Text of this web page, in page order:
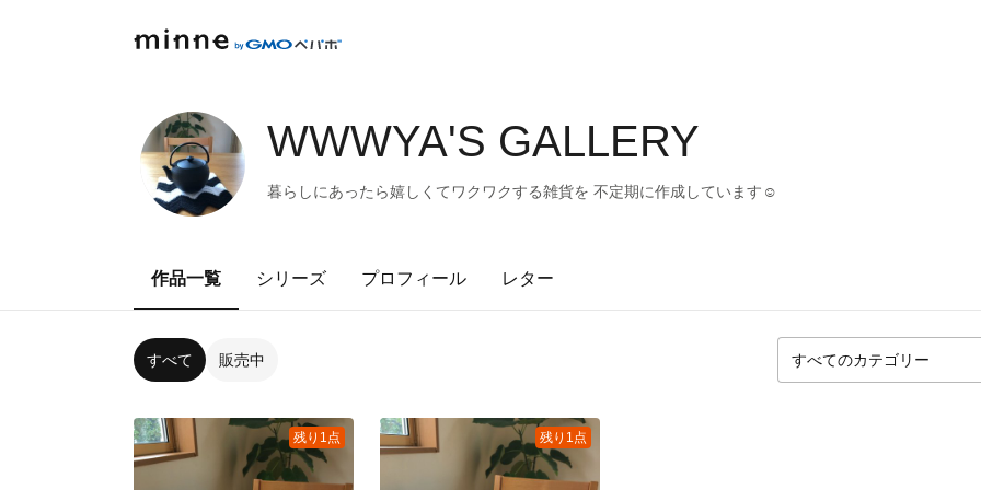
WWWYA'S GALLERY
暮らしにあったら嬉しくてワクワクする雑貨を 不定期に作成しています☺︎
作品一覧 シリーズ プロフィール レター
すべて 販売中
残り1点 残り1点